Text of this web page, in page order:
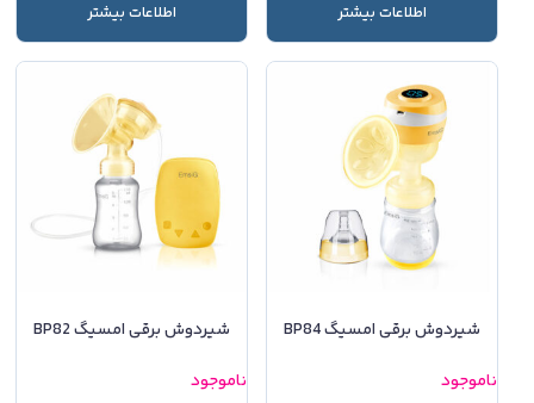
اطلاعات بیشتر اطلاعات بیشتر
شیردوش برقی امسیگ BP84
ناموجود
شیردوش برقی امسیگ BP82
ناموجود